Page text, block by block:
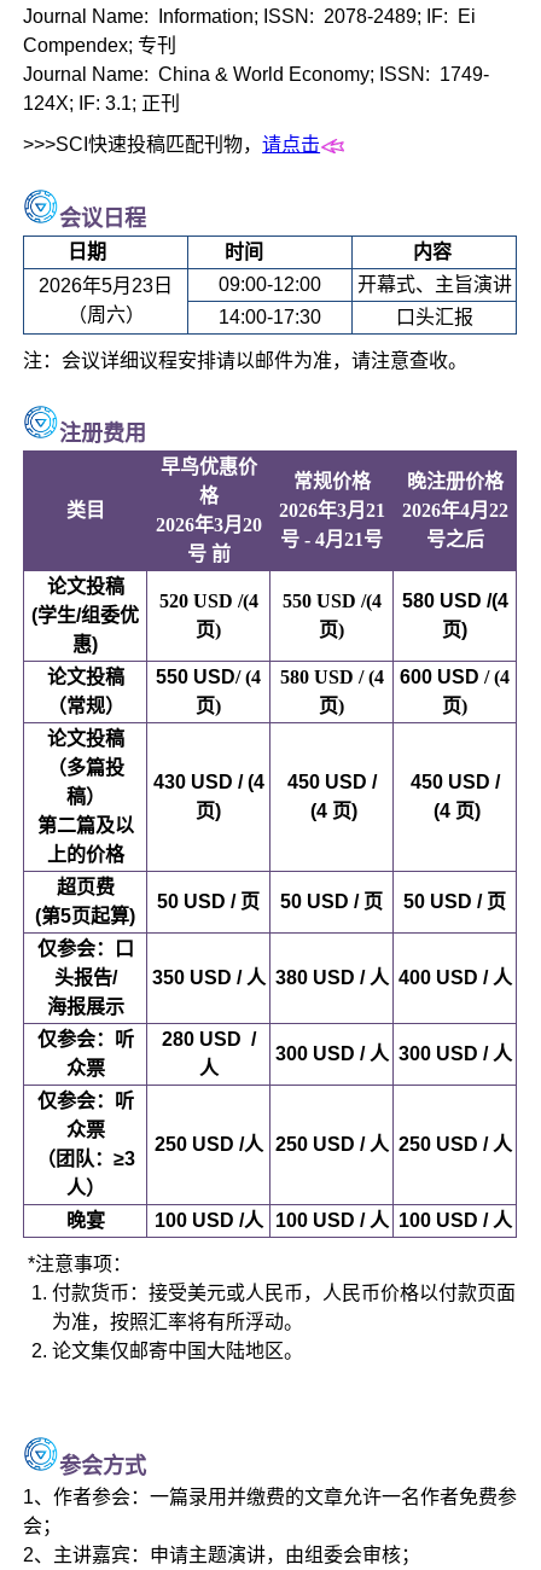
Journal Name: Information; ISSN: 2078-2489; IF: Ei
Compendex; 专刊
Journal Name: China & World Economy; ISSN: 1749-
124X; IF: 3.1; 正刊
>>>SCI快速投稿匹配刊物，请点击
会议日程
日期 时间
内容
2026年5月23日
（周六）
09:00-12:00
开幕式、主旨演讲
14:00-17:30
口头汇报
注：会议详细议程安排请以邮件为准，请注意查收。
注册费用
类目
早鸟优惠价
格
2026年3月20
号 前
常规价格
2026年3月21
号 - 4月21号
晚注册价格
2026年4月22
号之后
论文投稿
(学生/组委优
惠)
520 USD /(4
页)
550 USD /(4
页)
580 USD /(4
页)
论文投稿
（常规）
550 USD/ (4
页)
580 USD / (4
页)
600 USD/ (4
页)
论文投稿
（多篇投
稿）
第二篇及以
上的价格
430 USD / (4
页)
450 USD /
(4 页)
450 USD /
(4 页)
超页费
(第5页起算)
50 USD / 页 50 USD / 页 50 USD / 页
仅参会：口
头报告/
海报展示
350 USD / 人 380 USD / 人 400 USD / 人
仅参会：听
众票
280 USD /
人
300 USD / 人 300 USD / 人
仅参会：听
众票
（团队：≥3
人）
250 USD /人 250 USD / 人 250 USD / 人
晚宴 100 USD /人 100 USD / 人 100 USD / 人
*注意事项：
付款货币：接受美元或人民币，人民币价格以付款页面
为准，按照汇率将有所浮动。
论文集仅邮寄中国大陆地区。
参会方式
1、作者参会：一篇录用并缴费的文章允许一名作者免费参
会；
2、主讲嘉宾：申请主题演讲，由组委会审核；